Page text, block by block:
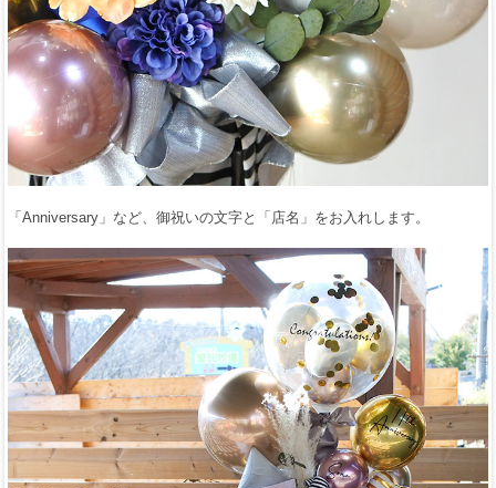
「Anniversary」など、御祝いの文字と「店名」をお入れします。